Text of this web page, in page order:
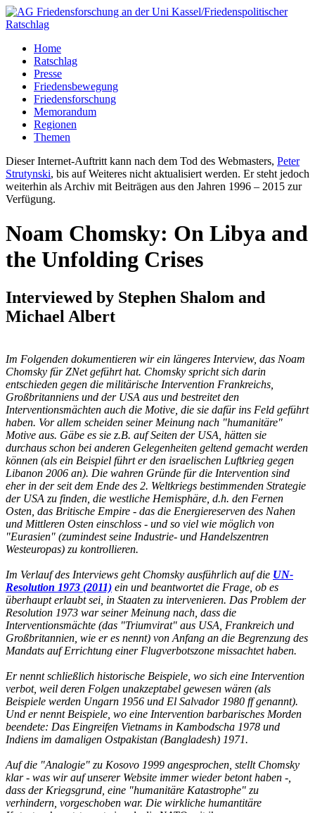
Home
Ratschlag
Presse
Friedensbewegung
Friedensforschung
Memorandum
Regionen
Themen
Dieser Internet-Auftritt kann nach dem Tod des Webmasters, Peter
Strutynski, bis auf Weiteres nicht aktualisiert werden. Er steht jedoch
weiterhin als Archiv mit Beiträgen aus den Jahren 1996 – 2015 zur
Verfügung.
Noam Chomsky: On Libya and
the Unfolding Crises
Interviewed by Stephen Shalom and
Michael Albert
Im Folgenden dokumentieren wir ein längeres Interview, das Noam
Chomsky für ZNet geführt hat. Chomsky spricht sich darin
entschieden gegen die militärische Intervention Frankreichs,
Großbritanniens und der USA aus und bestreitet den
Interventionsmächten auch die Motive, die sie dafür ins Feld geführt
haben. Vor allem scheiden seiner Meinung nach "humanitäre"
Motive aus. Gäbe es sie z.B. auf Seiten der USA, hätten sie
durchaus schon bei anderen Gelegenheiten geltend gemacht werden
können (als ein Beispiel führt er den israelischen Luftkrieg gegen
Libanon 2006 an). Die wahren Gründe für die Intervention sind
eher in der seit dem Ende des 2. Weltkriegs bestimmenden Strategie
der USA zu finden, die westliche Hemisphäre, d.h. den Fernen
Osten, das Britische Empire - das die Energiereserven des Nahen
und Mittleren Osten einschloss - und so viel wie möglich von
"Eurasien" (zumindest seine Industrie- und Handelszentren
Westeuropas) zu kontrollieren.
Im Verlauf des Interviews geht Chomsky ausführlich auf die UN-
Resolution 1973 (2011) ein und beantwortet die Frage, ob es
überhaupt erlaubt sei, in Staaten zu intervenieren. Das Problem der
Resolution 1973 war seiner Meinung nach, dass die
Interventionsmächte (das "Triumvirat" aus USA, Frankreich und
Großbritannien, wie er es nennt) von Anfang an die Begrenzung des
Mandats auf Errichtung einer Flugverbotszone missachtet haben.
Er nennt schließlich historische Beispiele, wo sich eine Intervention
verbot, weil deren Folgen unakzeptabel gewesen wären (als
Beispiele werden Ungarn 1956 und El Salvador 1980 ff genannt).
Und er nennt Beispiele, wo eine Intervention barbarisches Morden
beendete: Das Eingreifen Vietnams in Kambodscha 1978 und
Indiens im damaligen Ostpakistan (Bangladesh) 1971.
Auf die "Analogie" zu Kosovo 1999 angesprochen, stellt Chomsky
klar - was wir auf unserer Website immer wieder betont haben -,
dass der Kriegsgrund, eine "humanitäre Katastrophe" zu
verhindern, vorgeschoben war. Die wirkliche humantitäre